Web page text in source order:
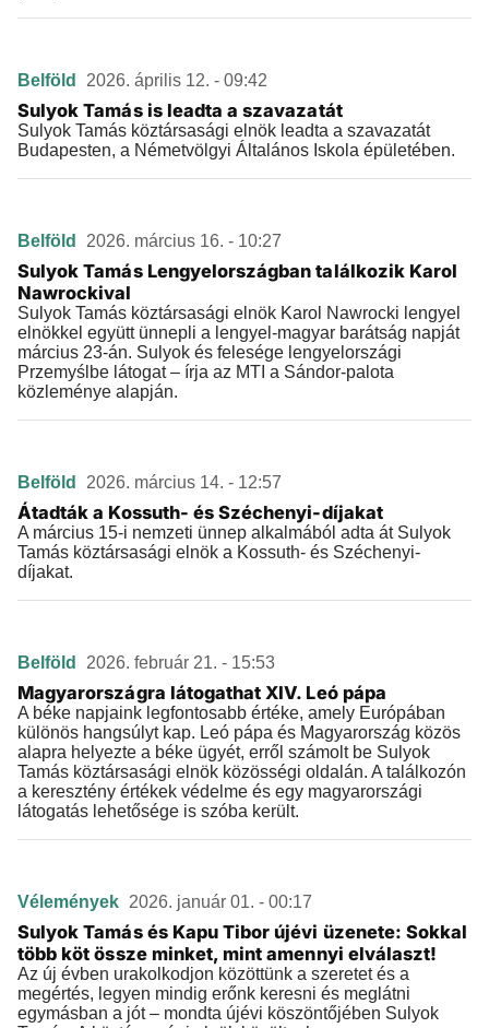
Belföld 2026. április 12. - 09:42
Sulyok Tamás is leadta a szavazatát
Sulyok Tamás köztársasági elnök leadta a szavazatát
Budapesten, a Németvölgyi Általános Iskola épületében.
Belföld 2026. március 16. - 10:27
Sulyok Tamás Lengyelországban találkozik Karol
Nawrockival
Sulyok Tamás köztársasági elnök Karol Nawrocki lengyel
elnökkel együtt ünnepli a lengyel-magyar barátság napját
március 23-án. Sulyok és felesége lengyelországi
Przemyślbe látogat – írja az MTI a Sándor-palota
közleménye alapján.
Belföld 2026. március 14. - 12:57
Átadták a Kossuth- és Széchenyi-díjakat
A március 15-i nemzeti ünnep alkalmából adta át Sulyok
Tamás köztársasági elnök a Kossuth- és Széchenyi-
díjakat.
Belföld 2026. február 21. - 15:53
Magyarországra látogathat XIV. Leó pápa
A béke napjaink legfontosabb értéke, amely Európában
különös hangsúlyt kap. Leó pápa és Magyarország közös
alapra helyezte a béke ügyét, erről számolt be Sulyok
Tamás köztársasági elnök közösségi oldalán. A találkozón
a keresztény értékek védelme és egy magyarországi
látogatás lehetősége is szóba került.
Vélemények 2026. január 01. - 00:17
Sulyok Tamás és Kapu Tibor újévi üzenete: Sokkal
több köt össze minket, mint amennyi elválaszt!
Az új évben urakolkodjon közöttünk a szeretet és a
megértés, legyen mindig erőnk keresni és meglátni
egymásban a jót – mondta újévi köszöntőjében Sulyok